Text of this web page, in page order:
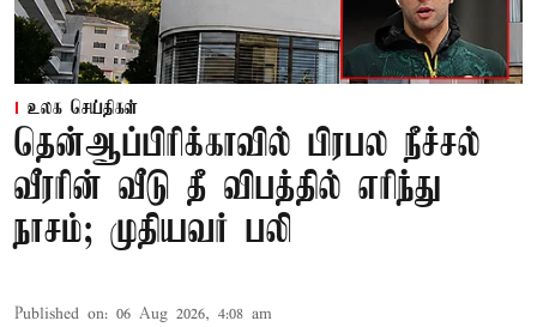
உலக செய்திகள்
தென்ஆப்பிரிக்காவில் பிரபல நீச்சல்
வீரரின் வீடு தீ விபத்தில் எரிந்து
நாசம்; முதியவர் பலி
Published on: 06 Aug 2026, 4:08 am